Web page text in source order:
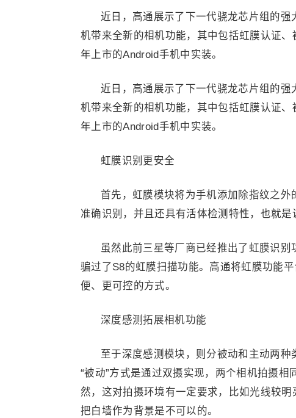
近日，高通展示了下一代骁龙芯片组的
机带来全新的相机功能，其中包括虹膜认证
年上市的Android手机中实装。
近日，高通展示了下一代骁龙芯片组的
机带来全新的相机功能，其中包括虹膜认证
年上市的Android手机中实装。
虹膜识别更安全
首先，虹膜模块将为手机添加除指纹之
准确识别，并且还具有活体检测特性，也就
虽然此前三星等厂商已经推出了虹膜识
骗过了S8的虹膜扫描功能。高通将虹膜功能
便、更可控的方式。
深度感测拓展相机功能
至于深度感测模块，则分被动和主动两
“被动”方式是通过双摄实现，两个相机拍摄
然，这对拍摄环境有一定要求，比如光线较
把白墙作为背景是不可以的。